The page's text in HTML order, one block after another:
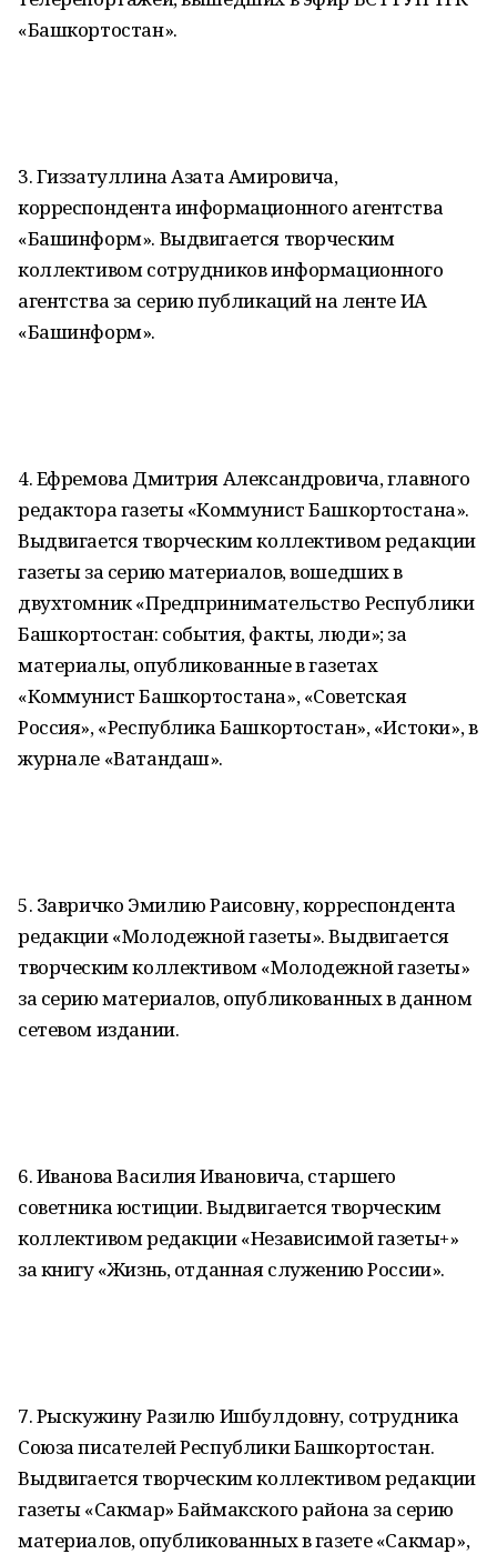
«Башкортостан».
3. Гиззатуллина Азата Амировича,
корреспондента информационного агентства
«Башинформ». Выдвигается творческим
коллективом сотрудников информационного
агентства за серию публикаций на ленте ИА
«Башинформ».
4. Ефремова Дмитрия Александровича, главного
редактора газеты «Коммунист Башкортостана».
Выдвигается творческим коллективом редакции
газеты за серию материалов, вошедших в
двухтомник «Предпринимательство Республики
Башкортостан: события, факты, люди»; за
материалы, опубликованные в газетах
«Коммунист Башкортостана», «Советская
Россия», «Республика Башкортостан», «Истоки», в
журнале «Ватандаш».
5. Завричко Эмилию Раисовну, корреспондента
редакции «Молодежной газеты». Выдвигается
творческим коллективом «Молодежной газеты»
за серию материалов, опубликованных в данном
сетевом издании.
6. Иванова Василия Ивановича, старшего
советника юстиции. Выдвигается творческим
коллективом редакции «Независимой газеты+»
за книгу «Жизнь, отданная служению России».
7. Рыскужину Разилю Ишбулдовну, сотрудника
Союза писателей Республики Башкортостан.
Выдвигается творческим коллективом редакции
газеты «Сакмар» Баймакского района за серию
материалов, опубликованных в газете «Сакмар»,